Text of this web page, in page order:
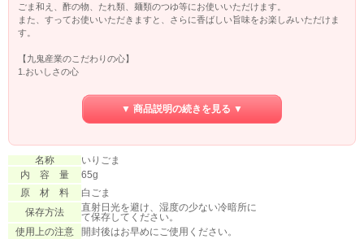
ごま和え、酢の物、たれ類、麺類のつゆ等にお使いいただけます。
また、すってお使いいただきますと、さらに香ばしい旨味をお楽しみいただけま
す。
【九鬼産業のこだわりの心】
1.おいしさの心
・香味を引き出す深入り仕立て。
・口に広がる香ばしさは絶妙な焙煎温度から。
・国際規格の認証を取得した工場で作っています。
▼ 商品説明の続きを見る ▼
名称
いりごま
内 容 量
65g
原 材 料
白ごま
保存方法
直射日光を避け、湿度の少ない冷暗所に
て保存してください。
使用上の注意
開封後はお早めにご使用ください。